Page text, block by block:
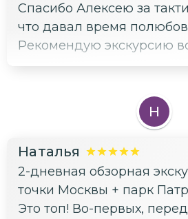
Спасибо Алексею за
что давал время
Рекомендую экскурсию
Н
Наталья
2-дневная обзорная
точки Москвы + парк
Это топ! Во-первых,